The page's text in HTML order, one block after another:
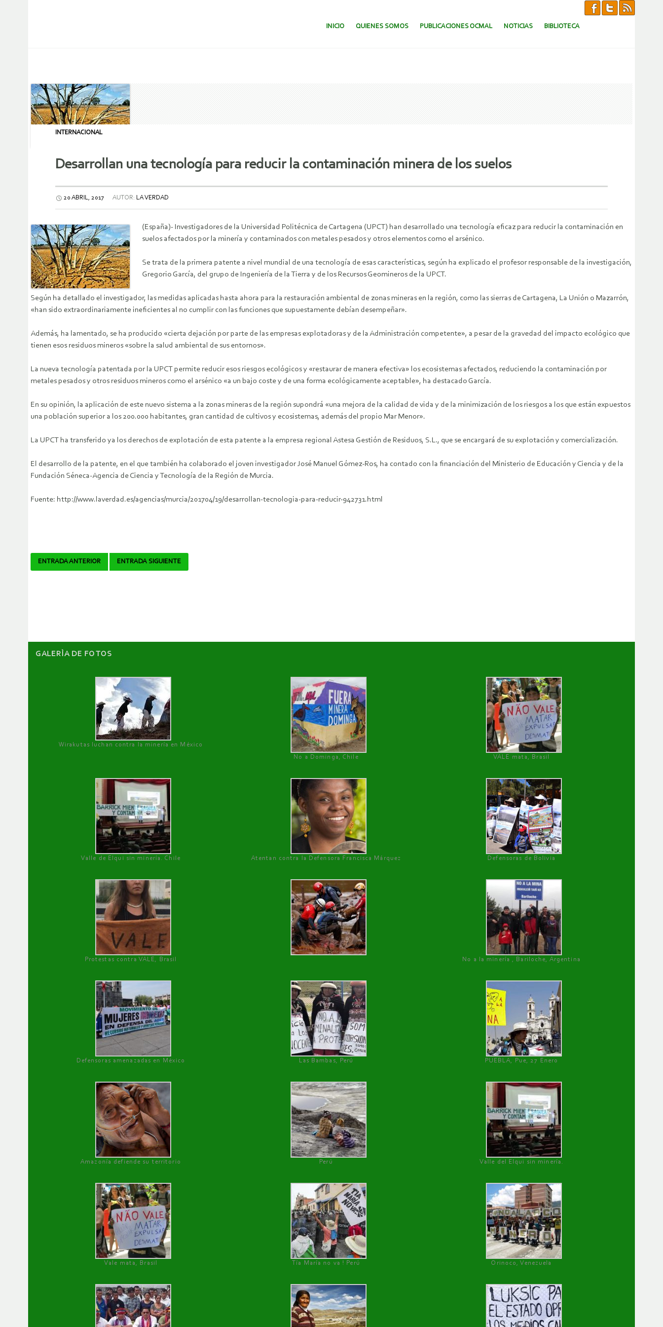
SALTAR AL CONTENIDO.
INICIO QUIENES SOMOS PUBLICACIONES OCMAL NOTICIAS BIBLIOTECA
INTERNACIONAL
Desarrollan una tecnología para reducir la contaminación minera de los suelos
20 ABRIL, 2017 AUTOR: LA VERDAD
(España)- Investigadores de la Universidad Politécnica de Cartagena (UPCT) han desarrollado una tecnología eficaz para reducir la contaminación en
suelos afectados por la minería y contaminados con metales pesados y otros elementos como el arsénico.
Se trata de la primera patente a nivel mundial de una tecnología de esas características, según ha explicado el profesor responsable de la investigación,
Gregorio García, del grupo de Ingeniería de la Tierra y de los Recursos Geomineros de la UPCT.
Según ha detallado el investigador, las medidas aplicadas hasta ahora para la restauración ambiental de zonas mineras en la región, como las sierras de Cartagena, La Unión o Mazarrón,
«han sido extraordinariamente ineficientes al no cumplir con las funciones que supuestamente debían desempeñar».
Además, ha lamentado, se ha producido «cierta dejación por parte de las empresas explotadoras y de la Administración competente», a pesar de la gravedad del impacto ecológico que
tienen esos residuos mineros «sobre la salud ambiental de sus entornos».
La nueva tecnología patentada por la UPCT permite reducir esos riesgos ecológicos y «restaurar de manera efectiva» los ecosistemas afectados, reduciendo la contaminación por
metales pesados y otros residuos mineros como el arsénico «a un bajo coste y de una forma ecológicamente aceptable», ha destacado García.
En su opinión, la aplicación de este nuevo sistema a la zonas mineras de la región supondrá «una mejora de la calidad de vida y de la minimización de los riesgos a los que están expuestos
una población superior a los 200.000 habitantes, gran cantidad de cultivos y ecosistemas, además del propio Mar Menor».
La UPCT ha transferido ya los derechos de explotación de esta patente a la empresa regional Astesa Gestión de Residuos, S.L., que se encargará de su explotación y comercialización.
El desarrollo de la patente, en el que también ha colaborado el joven investigador José Manuel Gómez-Ros, ha contado con la financiación del Ministerio de Educación y Ciencia y de la
Fundación Séneca-Agencia de Ciencia y Tecnología de la Región de Murcia.
Fuente: http://www.laverdad.es/agencias/murcia/201704/19/desarrollan-tecnologia-para-reducir-942731.html
Navegador
ENTRADA ANTERIOR ENTRADA SIGUIENTE
GALERÌA DE FOTOS
Wirakutas luchan contra la minería en México
No a Dominga, Chile
VALE mata, Brasil
Valle de Elqui sin minería. Chile Atentan contra la Defensora Francisca Márquez Defensoras de Bolivia
Protestas contra VALE, Brasil No a la minería , Bariloche, Argentina
Defensoras amenazadas en México Las Bambas, Perú PUEBLA, Pue, 27 Enero
Amazonía defiende su territorio Perú Valle del Elqui sin minería.
Vale mata, Brasil Tía María no va ! Perú Orinoco, Venezuela